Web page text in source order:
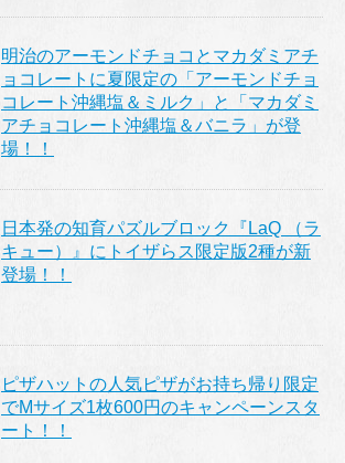
明治のアーモンドチョコとマカダミアチ
ョコレートに夏限定の「アーモンドチョ
コレート沖縄塩＆ミルク」と「マカダミ
アチョコレート沖縄塩＆バニラ」が登
場！！
日本発の知育パズルブロック『LaQ （ラ
キュー）』にトイザらス限定版2種が新
登場！！
ピザハットの人気ピザがお持ち帰り限定
でMサイズ1枚600円のキャンペーンスタ
ート！！